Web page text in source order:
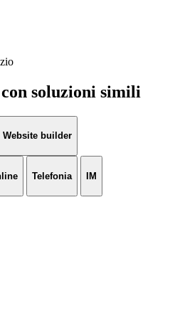
soluzioni simili
Website builder
Telefonia IM